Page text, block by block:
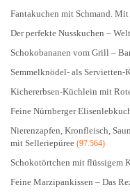
Fantakuchen mit Schmand.
Der perfekte Nusskuchen –
Schokobananen vom Grill –
Semmelknödel- als Servietten-
Kichererbsen-Küchlein mit
Feine Nürnberger
Nierenzapfen, Kronfleisch,
mit Selleriepüree (97.564)
Schokotörtchen mit flüssigem
Feine Marzipankissen – Das